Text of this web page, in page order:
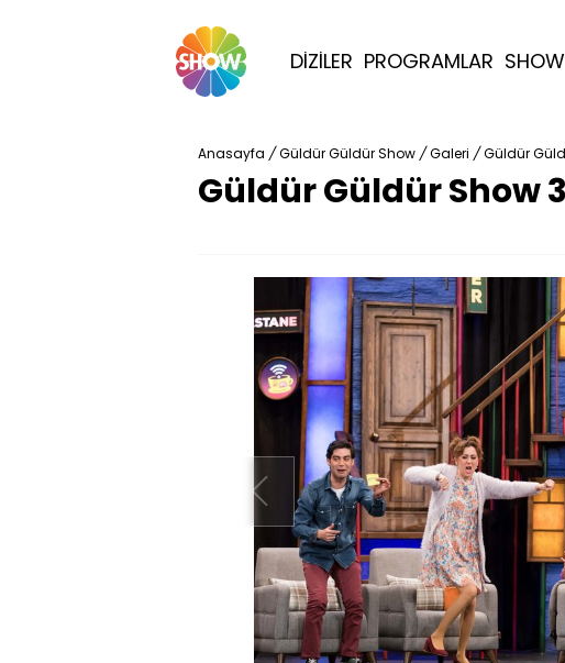
DİZİLER PROGRAMLAR
Anasayfa / Güldür Güldür Show / Galeri / Güldür
Güldür Güldür Show